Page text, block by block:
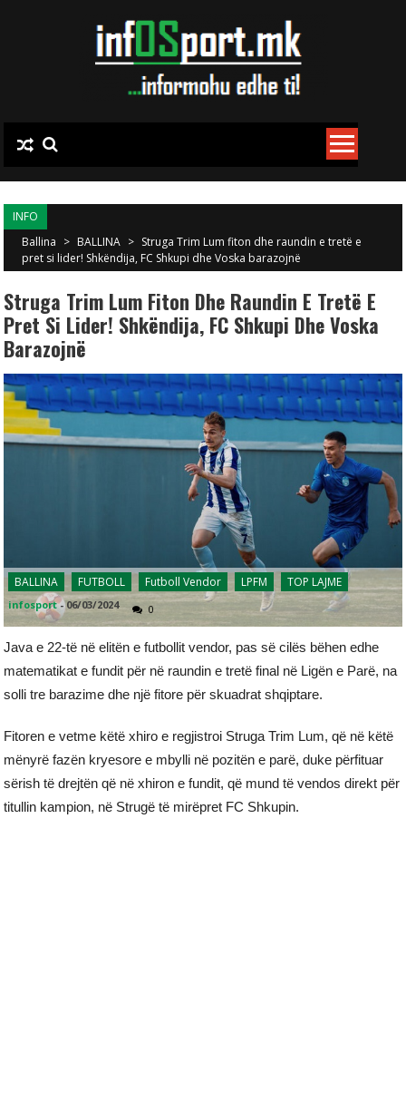
INFO
Ballina > BALLINA > Struga Trim Lum fiton dhe raundin e tretë e
pret si lider! Shkëndija, FC Shkupi dhe Voska barazojnë
Struga Trim Lum Fiton Dhe Raundin E Tretë E
Pret Si Lider! Shkëndija, FC Shkupi Dhe Voska
Barazojnë
BALLINA FUTBOLL Futboll Vendor LPFM TOP LAJME
infosport -06/03/2024 0
Java e 22-të në elitën e futbollit vendor, pas së cilës bëhen edhe
matematikat e fundit për në raundin e tretë final në Ligën e Parë, na
solli tre barazime dhe një fitore për skuadrat shqiptare.
Fitoren e vetme këtë xhiro e regjistroi Struga Trim Lum, që në këtë
mënyrë fazën kryesore e mbylli në pozitën e parë, duke përfituar
sërish të drejtën që në xhiron e fundit, që mund të vendos direkt për
titullin kampion, në Strugë të mirëpret FC Shkupin.